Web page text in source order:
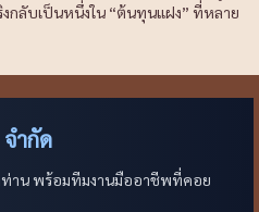
กลับเป็นหนึ่งใน “ต้นทุนแฝง” ที่หลาย
ำกัด
ท่าน พร้อมทีมงานมืออาชีพที่คอย